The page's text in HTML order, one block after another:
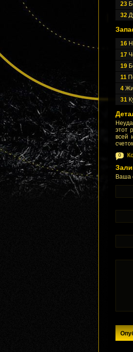
23
32
16
17
19
11
4
31
этот
всей
0
Ваша